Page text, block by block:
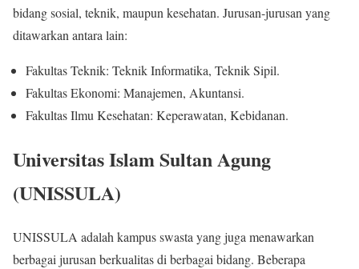
bidang sosial, teknik, maupun kesehatan. Jurusan-jurusan yang
ditawarkan antara lain:
Fakultas Teknik: Teknik Informatika, Teknik Sipil.
Fakultas Ekonomi: Manajemen, Akuntansi.
Fakultas Ilmu Kesehatan: Keperawatan, Kebidanan.
Universitas Islam Sultan Agung
(UNISSULA)
UNISSULA adalah kampus swasta yang juga menawarkan
berbagai jurusan berkualitas di berbagai bidang. Beberapa